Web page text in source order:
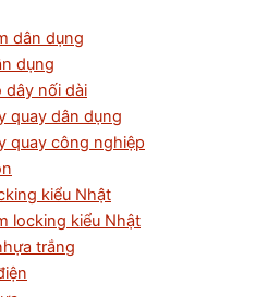
dân dụng
dụng
dây nối dài
quay dân dụng
quay công nghiệp
kiểu Nhật
locking kiểu Nhật
trắng